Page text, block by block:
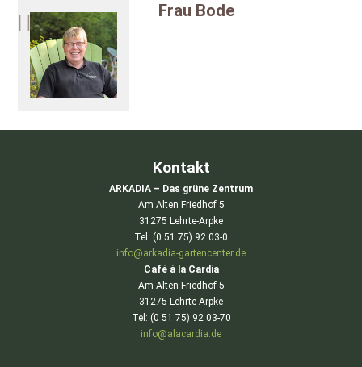
Frau Bode
Kontakt
ARKADIA – Das grüne Zentrum
Am Alten Friedhof 5
31275 Lehrte-Arpke
Tel: (0 51 75) 92 03-0
info@arkadia-gartencenter.de
Café à la Cardia
Am Alten Friedhof 5
31275 Lehrte-Arpke
Tel: (0 51 75) 92 03-70
info@alacardia.de